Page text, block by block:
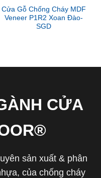
Cửa Gỗ Chống Cháy MDF
Veneer P1R2 Xoan Đào-
SGD
CỬA
sản xuất & phân
của chống cháy